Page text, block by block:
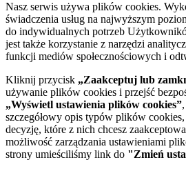
Nasz serwis używa plików cookies.
świadczenia usług na najwyższym
do indywidualnych potrzeb
jest także korzystanie z narzędzi
funkcji mediów społecznościowych i
Kliknij przycisk „Zaakceptuj lub
używanie plików cookies i przejść
„Wyświetl ustawienia plików cookies”
szczegółowy opis typów plików cookies,
decyzję, które z nich chcesz
możliwość zarządzania ustawieniami
strony umieściliśmy link do "Zmień